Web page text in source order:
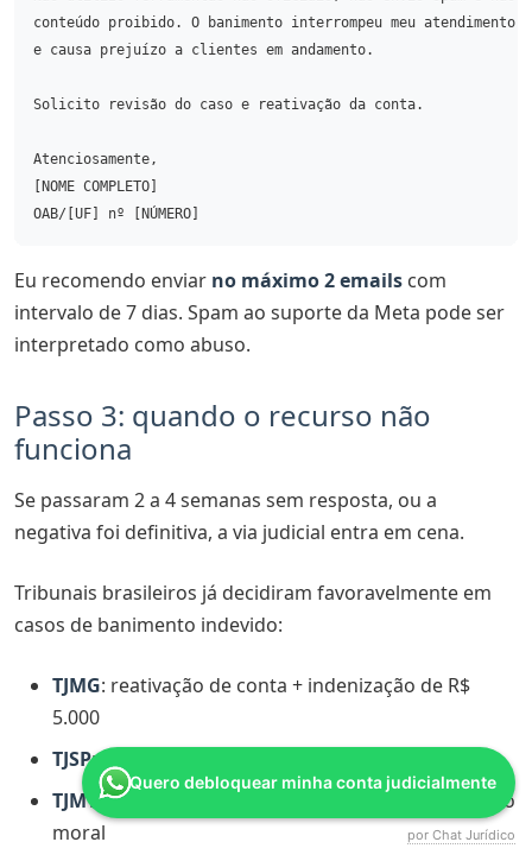
conteúdo proibido. O banimento interrompeu meu
e causa prejuízo a clientes em andamento.
Solicito revisão do caso e reativação da conta.
Atenciosamente,
[NOME COMPLETO]
Eu recomendo enviar no máximo 2 emails com
intervalo de 7 dias. Spam ao suporte da Meta pode ser
interpretado como abuso.
Passo 3: quando o recurso não
funciona
Se passaram 2 a 4 semanas sem resposta, ou a
negativa foi definitiva, a via judicial entra em cena.
Tribunais brasileiros já decidiram favoravelmente em
casos de banimento indevido:
TJMG: reativação de conta + indenização de R$
5.000
TJSP: liminar para restabelecimento em 48 horas
TJMT : indenização de R$ 4.000 a R$ 10.000 por dano
moral
Quero debloquear minha conta judicialmente
por Chat Jurídico